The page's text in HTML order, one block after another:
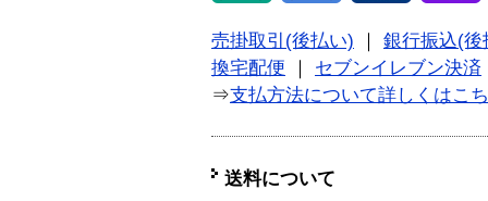
売掛取引(後払い)
銀行振込(後
換宅配便
セブンイレブン決済
⇒支払方法について詳しくはこ
送料について